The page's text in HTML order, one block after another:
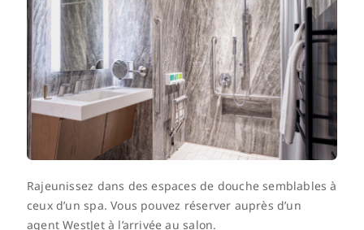
Rajeunissez dans des espaces de douche semblables à
ceux d’un spa. Vous pouvez réserver auprès d’un
agent WestJet à l’arrivée au salon.